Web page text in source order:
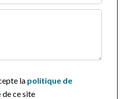
la politique de
de ce site